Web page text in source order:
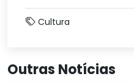
Cultura
Outras Notícias